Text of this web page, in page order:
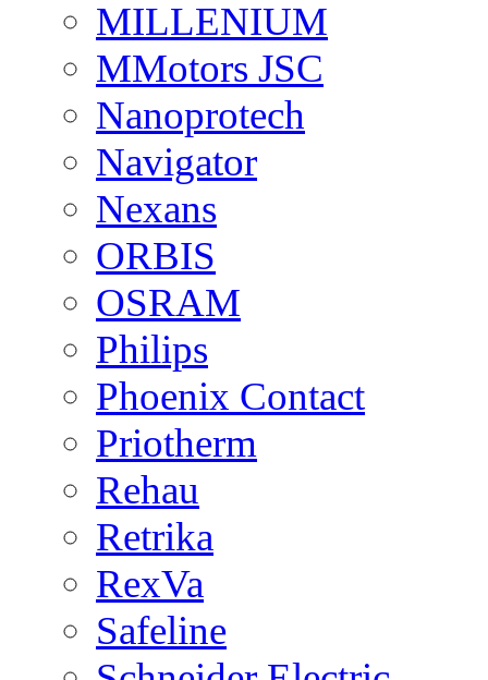
MILLENIUM
MMotors JSC
Nanoprotech
Navigator
Nexans
ORBIS
OSRAM
Philips
Phoenix Contact
Priotherm
Rehau
Retrika
RexVa
Safeline